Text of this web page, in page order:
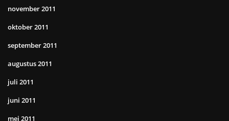
november 2011
oktober 2011
september 2011
augustus 2011
juli 2011
juni 2011
mei 2011